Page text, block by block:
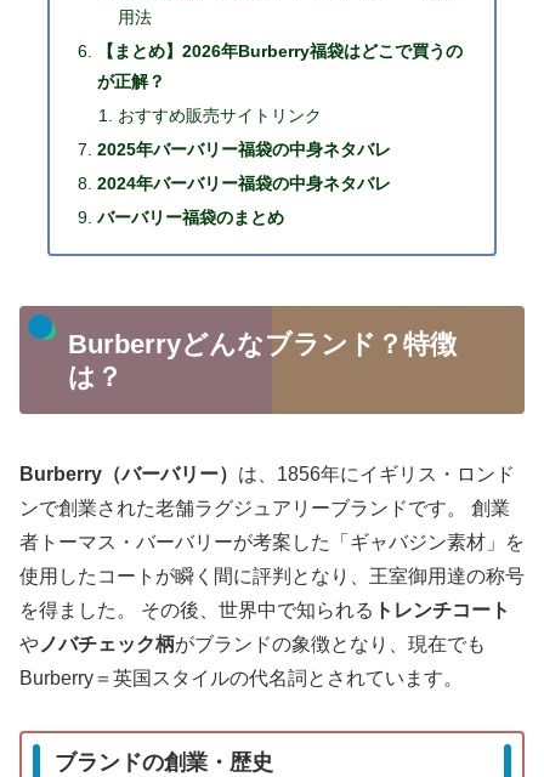
用法
【まとめ】2026年Burberry福袋はどこで買うの
が正解？
おすすめ販売サイトリンク
2025年バーバリー福袋の中身ネタバレ
2024年バーバリー福袋の中身ネタバレ
バーバリー福袋のまとめ
Burberryどんなブランド？特徴
は？
Burberry（バーバリー） は、1856年にイギリス・ロンド
ンで創業された老舗ラグジュアリーブランドです。 創業
者トーマス・バーバリーが考案した「ギャバジン素材」を
使用したコートが瞬く間に評判となり、王室御用達の称号
を得ました。 その後、世界中で知られる トレンチコート
や ノバチェック柄がブランドの象徴となり、現在でも
Burberry＝英国スタイルの代名詞とされています。
ブランドの創業・歴史